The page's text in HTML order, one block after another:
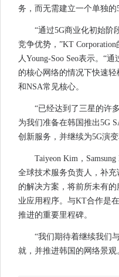
务，而无需建立一个单独的
“通过5G商业化初始阶
竞争优势，”KT
人Young-Soo Seo表示。“
的核心网络的情况下快速
和NSA常见核心。
“已经达到了三星的许
为我们准备在韩国推出5G
创新服务，并继续为5G演
Taiyeon Kim，
全球技术服务负责人，补
的解决方案，将前所未有
业应用程序。与KT合作是
推进的重要里程碑。
“我们期待着继续我们
就，并推进韩国的网络景观